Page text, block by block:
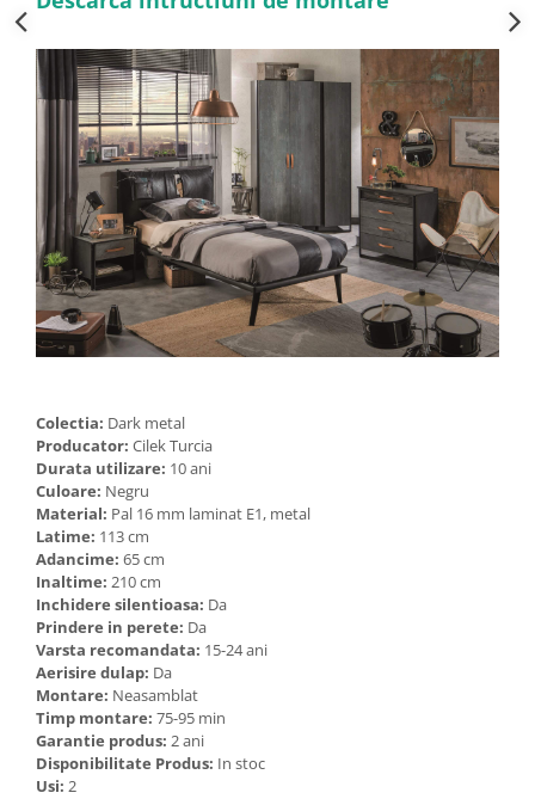
Colectia: Dark metal
Producator: Cilek Turcia
Durata utilizare: 10 ani
Culoare: Negru
Material: Pal 16 mm laminat E1, metal
Latime: 113 cm
Adancime: 65 cm
Inaltime: 210 cm
Inchidere silentioasa: Da
Prindere in perete: Da
Varsta recomandata: 15-24 ani
Aerisire dulap: Da
Montare: Neasamblat
Timp montare: 75-95 min
Garantie produs: 2 ani
Disponibilitate Produs: In stoc
Usi: 2